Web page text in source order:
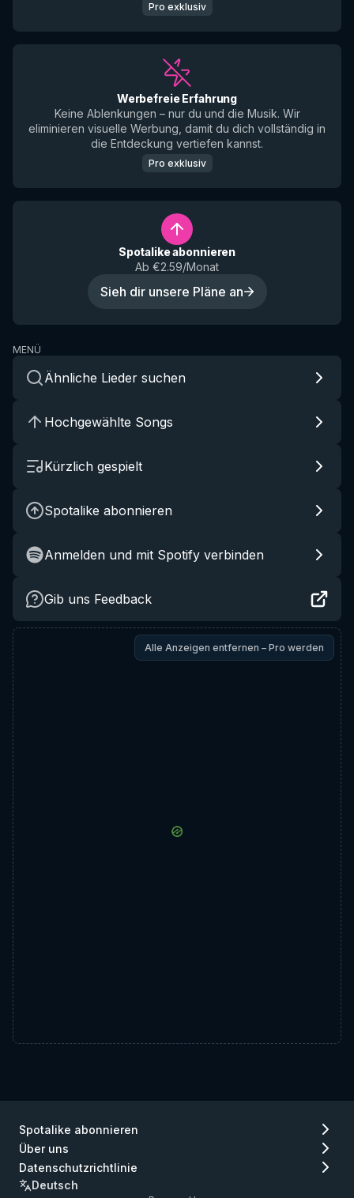
Pro exklusiv
Werbefreie Erfahrung
Keine Ablenkungen – nur du und die Musik. Wir
eliminieren visuelle Werbung, damit du dich vollständig in
die Entdeckung vertiefen kannst.
Pro exklusiv
Spotalike abonnieren
Ab €2.59/Monat
Sieh dir unsere Pläne an
MENÜ
Ähnliche Lieder suchen
Hochgewählte Songs
Kürzlich gespielt
Spotalike abonnieren
Anmelden und mit Spotify verbinden
Gib uns Feedback
Alle Anzeigen entfernen – Pro werden
Spotalike abonnieren
Über uns
Datenschutzrichtlinie
Deutsch